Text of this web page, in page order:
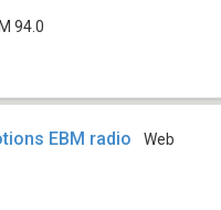
94.0
EBM radio Web